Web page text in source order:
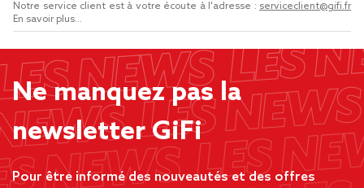
Notre service client est à votre écoute à l'adresse : serviceclient@gifi.fr
En savoir plus...
Ne manquez pas la
newsletter GiFi
Pour être informé des nouveautés et des offres